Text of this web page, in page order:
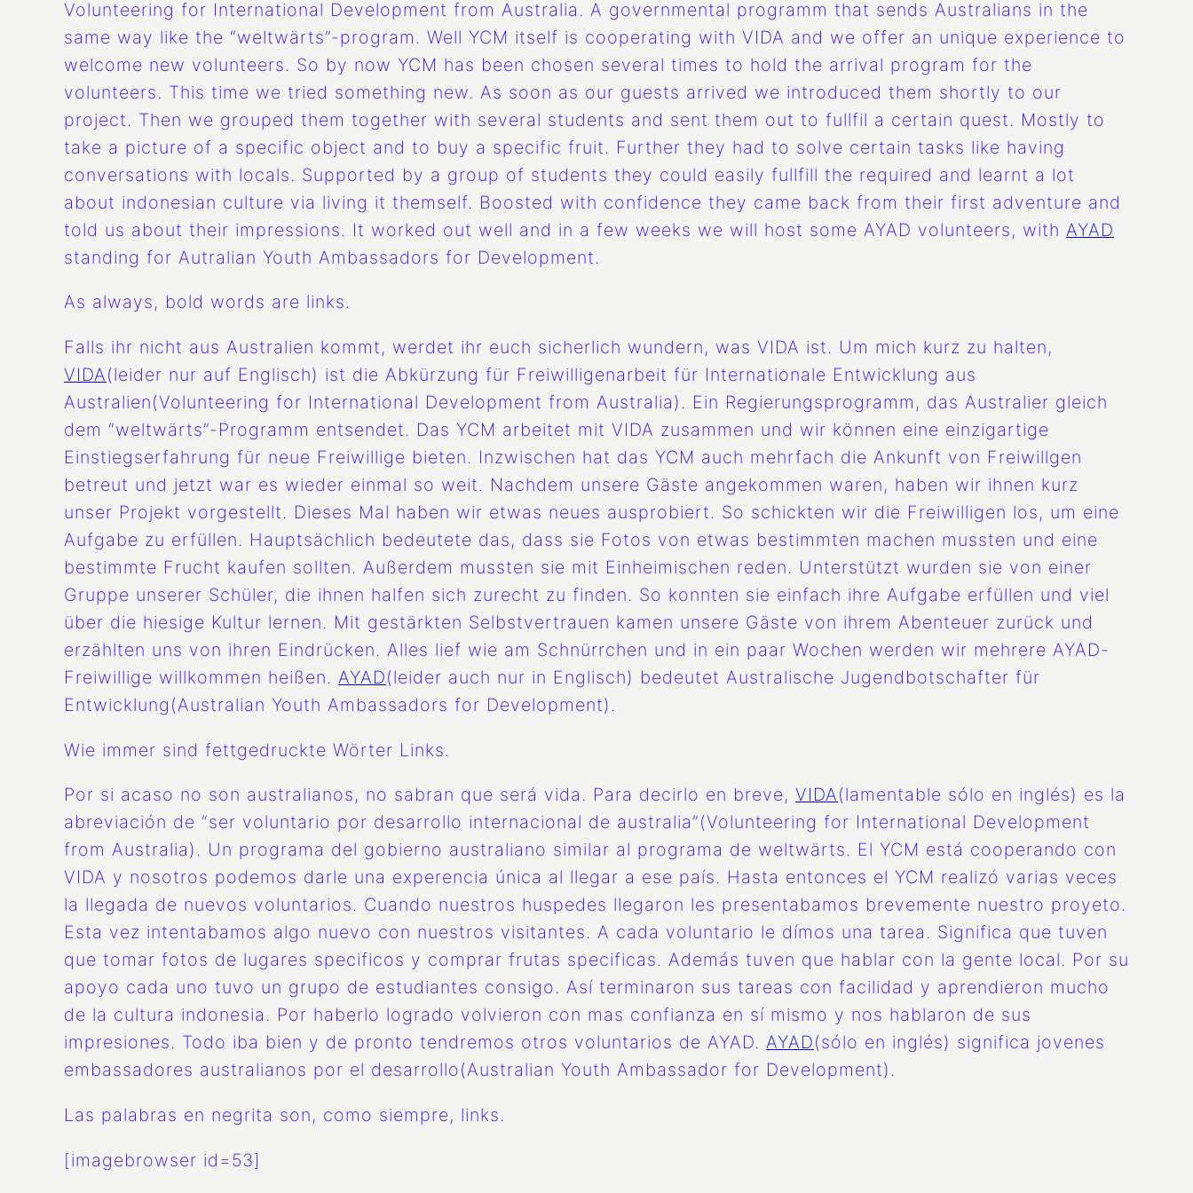
Volunteering for International Development from Australia. A governmental programm that sends Australians in the
same way like the “weltwärts”-program. Well YCM itself is cooperating with VIDA and we offer an unique experience to
welcome new volunteers. So by now YCM has been chosen several times to hold the arrival program for the
volunteers. This time we tried something new. As soon as our guests arrived we introduced them shortly to our
project. Then we grouped them together with several students and sent them out to fullfil a certain quest. Mostly to
take a picture of a specific object and to buy a specific fruit. Further they had to solve certain tasks like having
conversations with locals. Supported by a group of students they could easily fullfill the required and learnt a lot
about indonesian culture via living it themself. Boosted with confidence they came back from their first adventure and
told us about their impressions. It worked out well and in a few weeks we will host some AYAD volunteers, with AYAD
standing for Autralian Youth Ambassadors for Development.
As always, bold words are links.
Falls ihr nicht aus Australien kommt, werdet ihr euch sicherlich wundern, was VIDA ist. Um mich kurz zu halten,
VIDA(leider nur auf Englisch) ist die Abkürzung für Freiwilligenarbeit für Internationale Entwicklung aus
Australien(Volunteering for International Development from Australia). Ein Regierungsprogramm, das Australier gleich
dem “weltwärts”-Programm entsendet. Das YCM arbeitet mit VIDA zusammen und wir können eine einzigartige
Einstiegserfahrung für neue Freiwillige bieten. Inzwischen hat das YCM auch mehrfach die Ankunft von Freiwillgen
betreut und jetzt war es wieder einmal so weit. Nachdem unsere Gäste angekommen waren, haben wir ihnen kurz
unser Projekt vorgestellt. Dieses Mal haben wir etwas neues ausprobiert. So schickten wir die Freiwilligen los, um eine
Aufgabe zu erfüllen. Hauptsächlich bedeutete das, dass sie Fotos von etwas bestimmten machen mussten und eine
bestimmte Frucht kaufen sollten. Außerdem mussten sie mit Einheimischen reden. Unterstützt wurden sie von einer
Gruppe unserer Schüler, die ihnen halfen sich zurecht zu finden. So konnten sie einfach ihre Aufgabe erfüllen und viel
über die hiesige Kultur lernen. Mit gestärkten Selbstvertrauen kamen unsere Gäste von ihrem Abenteuer zurück und
erzählten uns von ihren Eindrücken. Alles lief wie am Schnürrchen und in ein paar Wochen werden wir mehrere AYAD-
Freiwillige willkommen heißen. AYAD(leider auch nur in Englisch) bedeutet Australische Jugendbotschafter für
Entwicklung(Australian Youth Ambassadors for Development).
Wie immer sind fettgedruckte Wörter Links.
Por si acaso no son australianos, no sabran que será vida. Para decirlo en breve, VIDA(lamentable sólo en inglés) es la
abreviación de “ser voluntario por desarrollo internacional de australia”(Volunteering for International Development
from Australia). Un programa del gobierno australiano similar al programa de weltwärts. El YCM está cooperando con
VIDA y nosotros podemos darle una experencia única al llegar a ese país. Hasta entonces el YCM realizó varias veces
la llegada de nuevos voluntarios. Cuando nuestros huspedes llegaron les presentabamos brevemente nuestro proyeto.
Esta vez intentabamos algo nuevo con nuestros visitantes. A cada voluntario le dímos una tarea. Significa que tuven
que tomar fotos de lugares specificos y comprar frutas specificas. Además tuven que hablar con la gente local. Por su
apoyo cada uno tuvo un grupo de estudiantes consigo. Así terminaron sus tareas con facilidad y aprendieron mucho
de la cultura indonesia. Por haberlo logrado volvieron con mas confianza en sí mismo y nos hablaron de sus
impresiones. Todo iba bien y de pronto tendremos otros voluntarios de AYAD. AYAD(sólo en inglés) significa jovenes
embassadores australianos por el desarrollo(Australian Youth Ambassador for Development).
Las palabras en negrita son, como siempre, links.
[imagebrowser id=53]